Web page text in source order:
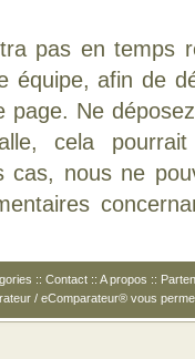
pas en temps
équipe, afin de
page. Ne
cela
cas, nous ne
:: Contact :: A propos ::
/ eComparateur® vous